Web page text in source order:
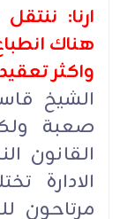
ارنا:
هناك
واكثر
الشيخ
صعبة
القانون
الادارة
مرتاحون